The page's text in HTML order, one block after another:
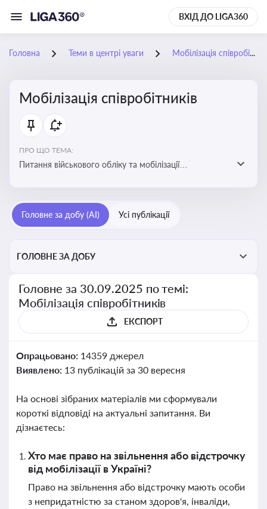
ВХІД ДО LIGA360
Головна Теми в центрі уваги Мобілізація співробітників
Мобілізація співробітників
ПРО ЩО ТЕМА:
Питання військового обліку та мобілізації
Головне за добу (AI) Усі публікації
ГОЛОВНЕ ЗА ДОБУ
Головне за 30.09.2025 по темі:
Мобілізація співробітників
ЕКСПОРТ
Опрацьовано: 14359 джерел
Виявлено: 13 публікацій за 30 вересня
На основі зібраних матеріалів ми сформували
короткі відповіді на актуальні запитання. Ви
дізнаєтесь:
Хто має право на звільнення або відстрочку
від мобілізації в Україні?
Право на звільнення або відстрочку мають особи
з непридатністю за станом здоров'я, інваліди,